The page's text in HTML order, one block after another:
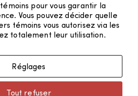
pour vous garantir la
Vous pouvez décider quelle
témoins vous autorisez via les
totalement leur utilisation.
Réglages
Tout refuser